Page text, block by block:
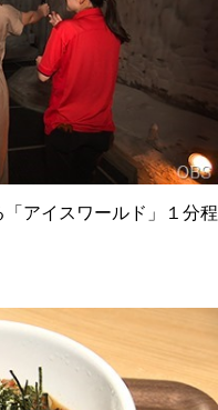
アイスワールド」１分程